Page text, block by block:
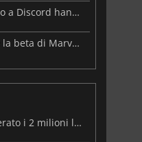
Le mappe dei malware e un attacco a Discord hanno colpito Meccha Chameleon
PlayStation Network in tilt durante la beta di Marvel Tōkon
Resident Evil: Veronica ha già superato i 2 milioni liste dei desideri